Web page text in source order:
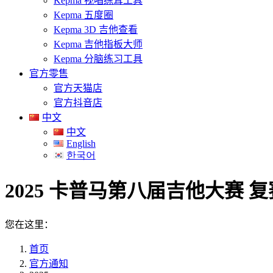
Kepma 五度圈
Kepma 3D 吉他查看
Kepma 吉他指板大师
Kepma 分脑练习工具
官方零售
官方天猫店
官方抖音店
中文
中文
English
한국어
2025 卡普马第八届吉他大赛 复
您在这里：
首页
官方通知